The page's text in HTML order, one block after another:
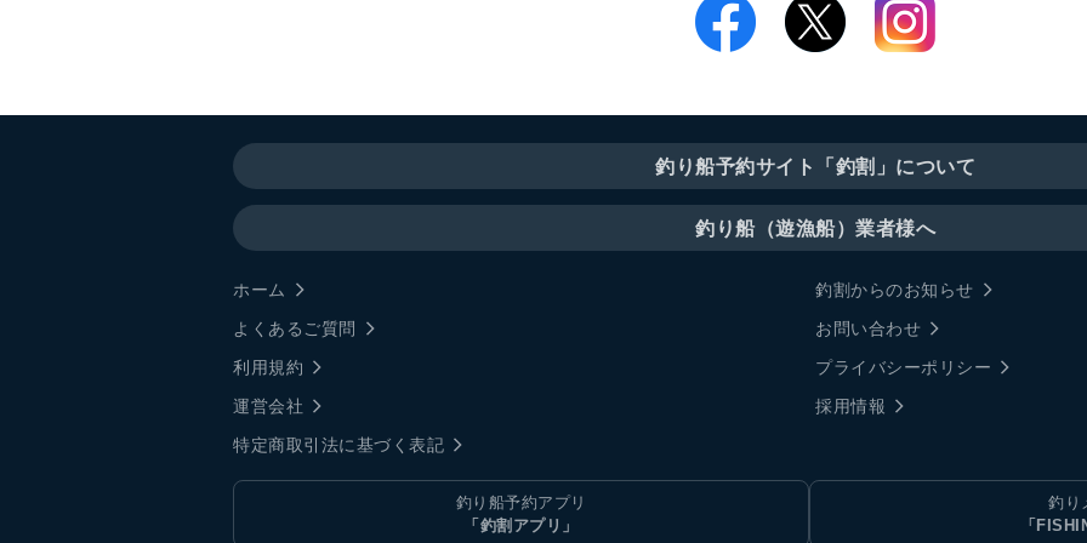
釣り船予約サイト「釣割」について
釣り船（遊漁船）業者様へ
ホーム
釣割からのお知らせ
よくあるご質問
お問い合わせ
利用規約
プライバシーポリシー
運営会社
採用情報
特定商取引法に基づく表記
釣り船予約アプリ
「釣割アプリ」
釣り
「